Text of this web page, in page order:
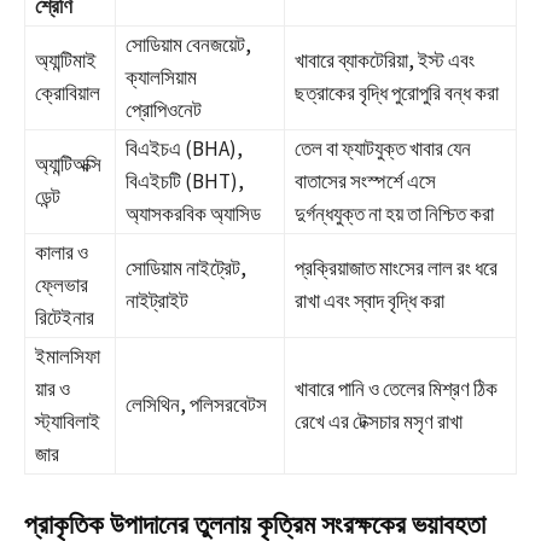
শ্রেণি
অ্যান্টিমাই
ক্রোবিয়াল
সোডিয়াম বেনজয়েট,
ক্যালসিয়াম
প্রোপিওনেট
খাবারে ব্যাকটেরিয়া, ইস্ট এবং
ছত্রাকের বৃদ্ধি পুরোপুরি বন্ধ করা
অ্যান্টিঅক্সি
ডেন্ট
বিএইচএ (BHA),
বিএইচটি (BHT),
অ্যাসকরবিক অ্যাসিড
তেল বা ফ্যাটযুক্ত খাবার যেন
বাতাসের সংস্পর্শে এসে
দুর্গন্ধযুক্ত না হয় তা নিশ্চিত করা
কালার ও
ফ্লেভার
রিটেইনার
সোডিয়াম নাইট্রেট,
নাইট্রাইট
প্রক্রিয়াজাত মাংসের লাল রং ধরে
রাখা এবং স্বাদ বৃদ্ধি করা
ইমালসিফা
য়ার ও
স্ট্যাবিলাই
জার
লেসিথিন, পলিসরবেটস
খাবারে পানি ও তেলের মিশ্রণ ঠিক
রেখে এর টেক্সচার মসৃণ রাখা
প্রাকৃতিক উপাদানের তুলনায় কৃত্রিম সংরক্ষকের ভয়াবহতা